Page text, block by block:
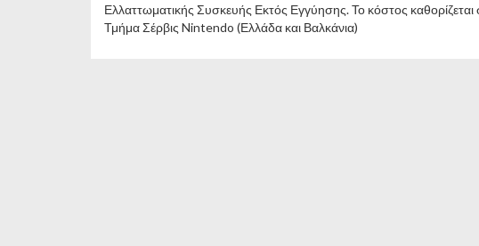
Ελλαττωματικής Συσκευής Εκτός Εγγύησης. Το κόστος
Τμήμα Σέρβις Nintendo (Ελλάδα και Βαλκάνια)